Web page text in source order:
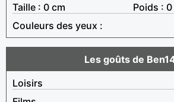
Taille : 0 cm
Poids :
Couleurs des yeux :
Les goûts de
Loisirs